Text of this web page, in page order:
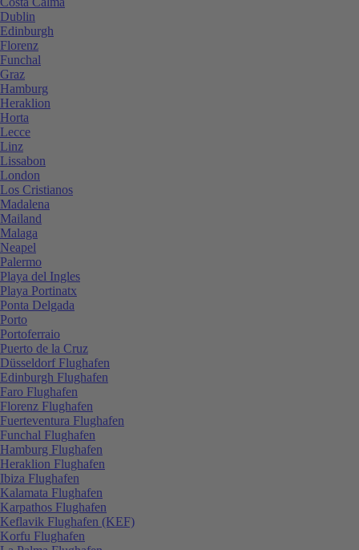
Dublin
Edinburgh
Florenz
Funchal
Graz
Hamburg
Heraklion
Horta
Lecce
Linz
Lissabon
London
Los Cristianos
Madalena
Mailand
Malaga
Neapel
Palermo
Playa del Ingles
Playa Portinatx
Ponta Delgada
Porto
Portoferraio
Puerto de la Cruz
Düsseldorf Flughafen
Edinburgh Flughafen
Faro Flughafen
Florenz Flughafen
Fuerteventura Flughafen
Funchal Flughafen
Hamburg Flughafen
Heraklion Flughafen
Ibiza Flughafen
Kalamata Flughafen
Karpathos Flughafen
Keflavik Flughafen (KEF)
Korfu Flughafen